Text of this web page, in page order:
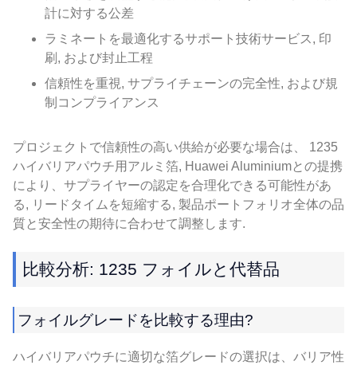
計に対する公差
ラミネートを最適化するサポート技術サービス, 印
刷, および封止工程
信頼性を重視, サプライチェーンの完全性, および規
制コンプライアンス
プロジェクトで信頼性の高い供給が必要な場合は、 1235
ハイバリアパウチ用アルミ箔, Huawei Aluminiumとの提携
により、サプライヤーの認定を合理化できる可能性があ
る, リードタイムを短縮する, 製品ポートフォリオ全体の品
質と安全性の期待に合わせて調整します.
比較分析: 1235 フォイルと代替品
フォイルグレードを比較する理由?
ハイバリアパウチに適切な箔グレードの選択は、バリア性